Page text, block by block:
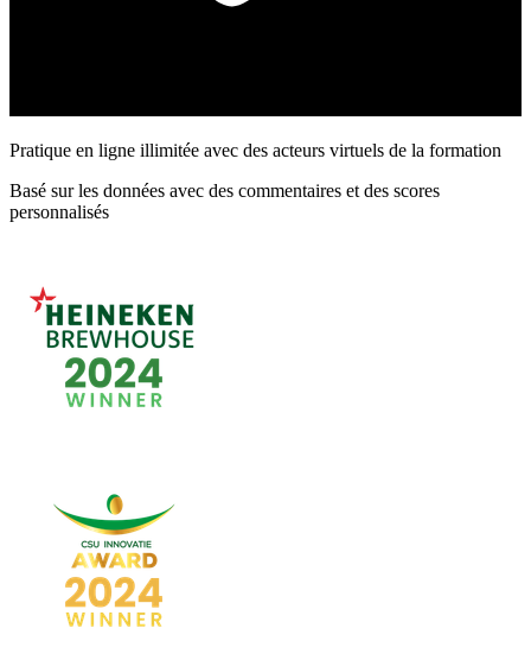
Pratique en ligne illimitée avec des acteurs virtuels de la formation
Basé sur les données avec des commentaires et des scores
personnalisés